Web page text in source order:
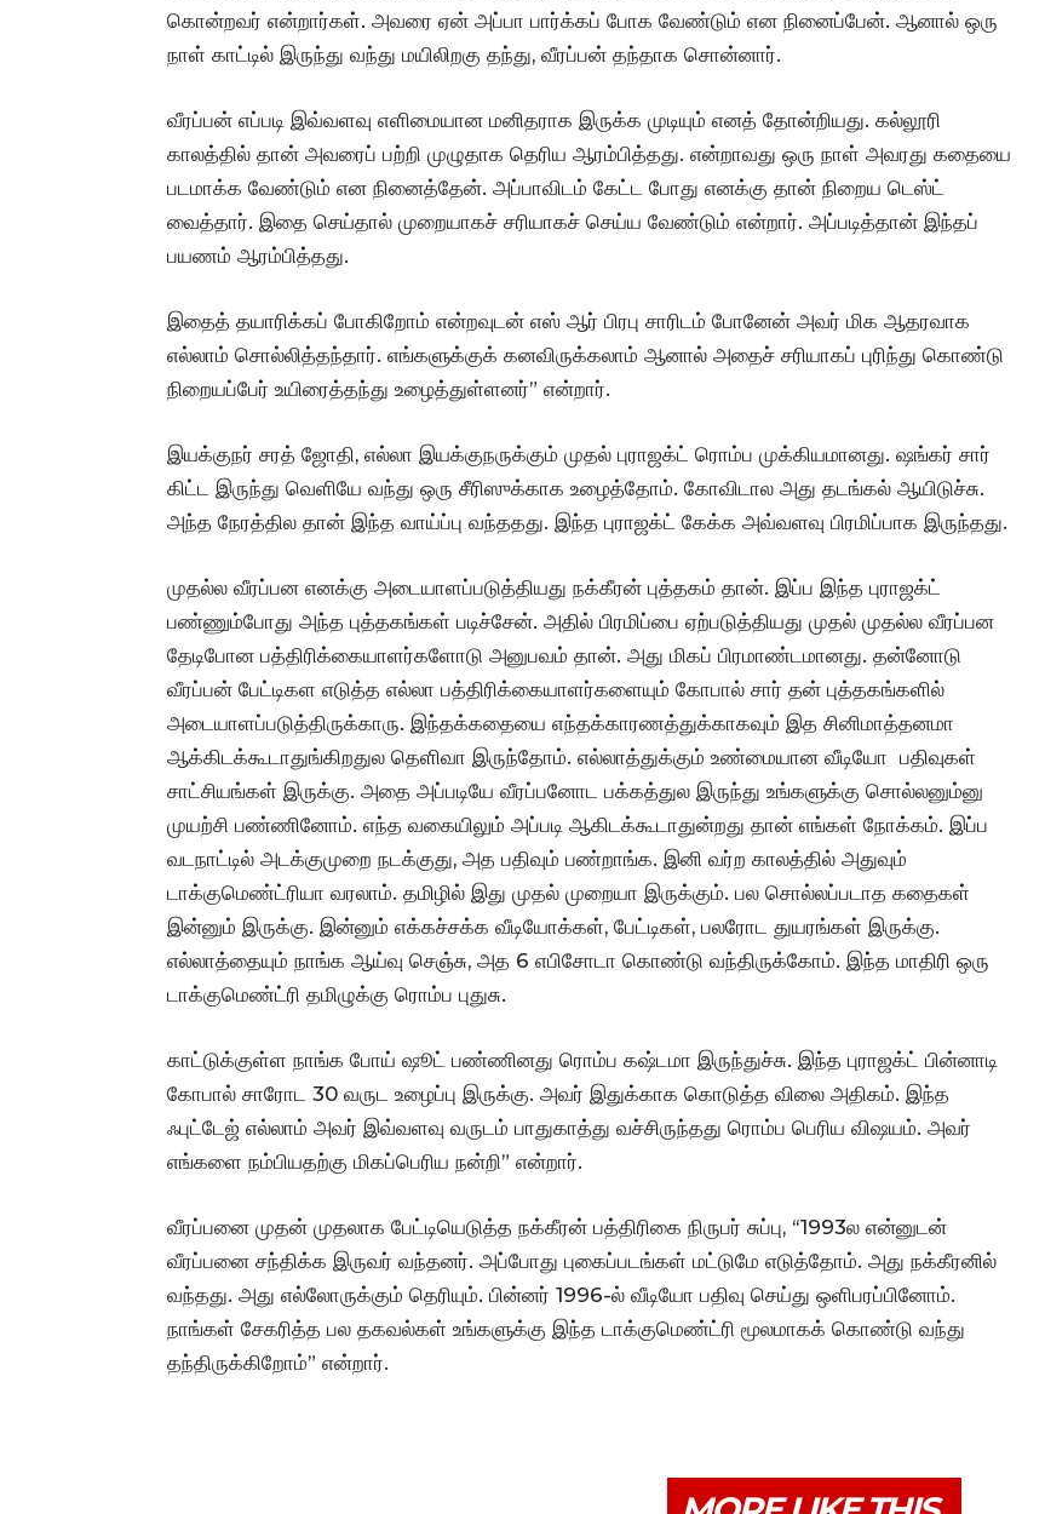
கொன்றவர் என்றார்கள். அவரை ஏன் அப்பா பார்க்கப் போக வேண்டும் என நினைப்பேன். ஆனால் ஒரு
நாள் காட்டில் இருந்து வந்து மயிலிறகு தந்து, வீரப்பன் தந்தாக சொன்னார்.
வீரப்பன் எப்படி இவ்வளவு எளிமையான மனிதராக இருக்க முடியும் எனத் தோன்றியது. கல்லூரி
காலத்தில் தான் அவரைப் பற்றி முழுதாக தெரிய ஆரம்பித்தது. என்றாவது ஒரு நாள் அவரது கதையை
படமாக்க வேண்டும் என நினைத்தேன். அப்பாவிடம் கேட்ட போது எனக்கு தான் நிறைய டெஸ்ட்
வைத்தார். இதை செய்தால் முறையாகச் சரியாகச் செய்ய வேண்டும் என்றார். அப்படித்தான் இந்தப்
பயணம் ஆரம்பித்தது.
இதைத் தயாரிக்கப் போகிறோம் என்றவுடன் எஸ் ஆர் பிரபு சாரிடம் போனேன் அவர் மிக ஆதரவாக
எல்லாம் சொல்லித்தந்தார். எங்களுக்குக் கனவிருக்கலாம் ஆனால் அதைச் சரியாகப் புரிந்து கொண்டு
நிறையப்பேர் உயிரைத்தந்து உழைத்துள்ளனர்” என்றார்.
இயக்குநர் சரத் ஜோதி, எல்லா இயக்குநருக்கும் முதல் புராஜக்ட் ரொம்ப முக்கியமானது. ஷங்கர் சார்
கிட்ட இருந்து வெளியே வந்து ஒரு சீரிஸுக்காக உழைத்தோம். கோவிடால அது தடங்கல் ஆயிடுச்சு.
அந்த நேரத்தில தான் இந்த வாய்ப்பு வந்ததது. இந்த புராஜக்ட் கேக்க அவ்வளவு பிரமிப்பாக இருந்தது.
முதல்ல வீரப்பன எனக்கு அடையாளப்படுத்தியது நக்கீரன் புத்தகம் தான். இப்ப இந்த புராஜக்ட்
பண்ணும்போது அந்த புத்தகங்கள் படிச்சேன். அதில் பிரமிப்பை ஏற்படுத்தியது முதல் முதல்ல வீரப்பன
தேடிபோன பத்திரிக்கையாளர்களோடு அனுபவம் தான். அது மிகப் பிரமாண்டமானது. தன்னோடு
வீரப்பன் பேட்டிகள எடுத்த எல்லா பத்திரிக்கையாளர்களையும் கோபால் சார் தன் புத்தகங்களில்
அடையாளப்படுத்திருக்காரு. இந்தக்கதையை எந்தக்காரணத்துக்காகவும் இத சினிமாத்தனமா
ஆக்கிடக்கூடாதுங்கிறதுல தெளிவா இருந்தோம். எல்லாத்துக்கும் உண்மையான வீடியோ பதிவுகள்
சாட்சியங்கள் இருக்கு. அதை அப்படியே வீரப்பனோட பக்கத்துல இருந்து உங்களுக்கு சொல்லனும்னு
முயற்சி பண்ணினோம். எந்த வகையிலும் அப்படி ஆகிடக்கூடாதுன்றது தான் எங்கள் நோக்கம். இப்ப
வடநாட்டில் அடக்குமுறை நடக்குது, அத பதிவும் பண்றாங்க. இனி வர்ற காலத்தில் அதுவும்
டாக்குமெண்ட்ரியா வரலாம். தமிழில் இது முதல் முறையா இருக்கும். பல சொல்லப்படாத கதைகள்
இன்னும் இருக்கு. இன்னும் எக்கச்சக்க வீடியோக்கள், பேட்டிகள், பலரோட துயரங்கள் இருக்கு.
எல்லாத்தையும் நாங்க ஆய்வு செஞ்சு, அத 6 எபிசோடா கொண்டு வந்திருக்கோம். இந்த மாதிரி ஒரு
டாக்குமெண்ட்ரி தமிழுக்கு ரொம்ப புதுசு.
காட்டுக்குள்ள நாங்க போய் ஷூட் பண்ணினது ரொம்ப கஷ்டமா இருந்துச்சு. இந்த புராஜக்ட் பின்னாடி
கோபால் சாரோட 30 வருட உழைப்பு இருக்கு. அவர் இதுக்காக கொடுத்த விலை அதிகம். இந்த
ஃபுட்டேஜ் எல்லாம் அவர் இவ்வளவு வருடம் பாதுகாத்து வச்சிருந்தது ரொம்ப பெரிய விஷயம். அவர்
எங்களை நம்பியதற்கு மிகப்பெரிய நன்றி” என்றார்.
வீரப்பனை முதன் முதலாக பேட்டியெடுத்த நக்கீரன் பத்திரிகை நிருபர் சுப்பு, ‘‘1993ல என்னுடன்
வீரப்பனை சந்திக்க இருவர் வந்தனர். அப்போது புகைப்படங்கள் மட்டுமே எடுத்தோம். அது நக்கீரனில்
வந்தது. அது எல்லோருக்கும் தெரியும். பின்னர் 1996-ல் வீடியோ பதிவு செய்து ஒளிபரப்பினோம்.
நாங்கள் சேகரித்த பல தகவல்கள் உங்களுக்கு இந்த டாக்குமெண்ட்ரி மூலமாகக் கொண்டு வந்து
தந்திருக்கிறோம்” என்றார்.